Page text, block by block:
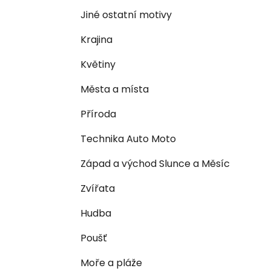
Jiné ostatní motivy
Krajina
Květiny
Města a místa
Příroda
Technika Auto Moto
Západ a východ Slunce a Měsíc
Zvířata
Hudba
Poušť
Moře a pláže